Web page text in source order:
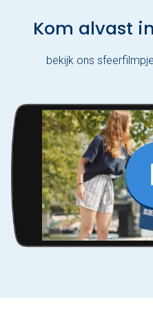
Kom alvast
bekijk ons